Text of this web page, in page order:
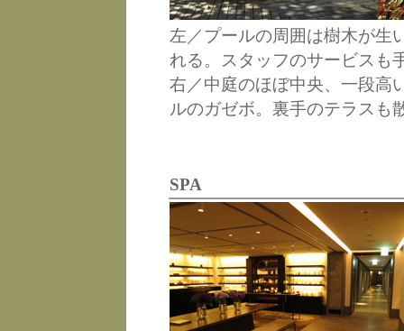
左／プールの周囲は樹木が生
れる。スタッフのサービスも
右／中庭のほぼ中央、一段高
ルのガゼボ。裏手のテラスも
SPA